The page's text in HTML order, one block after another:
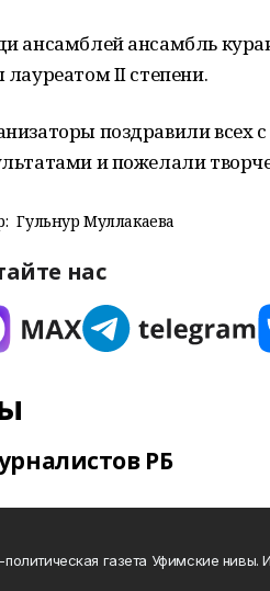
ансамблей ансамбль
лауреатом II степени.
поздравили
и пожелали
Гульнур Муллакаева
нас
РБ
газета Уфимские нивы.